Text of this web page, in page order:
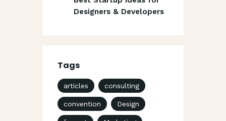
Designers & Developers
Tags
articles consulting
convention Design